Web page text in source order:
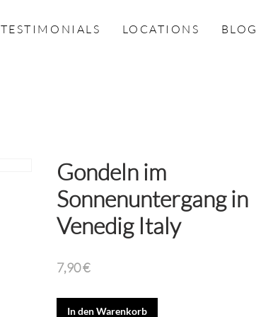
TESTIMONIALS LOCATIONS BLOG
Gondeln im
Sonnenuntergang in
Venedig Italy
7,90 €Preis
In den Warenkorb